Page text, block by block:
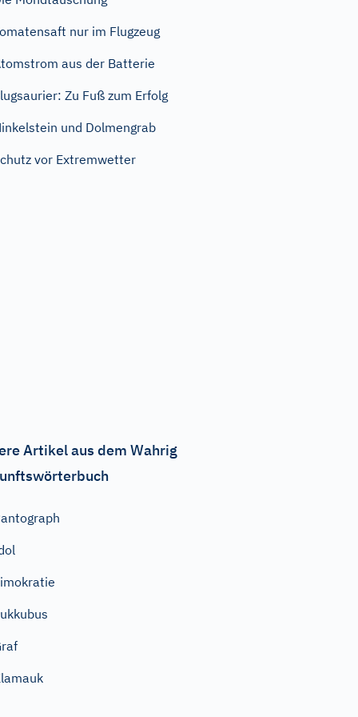
nur im Flugzeug
aus der Batterie
Zu Fuß zum Erfolg
und Dolmengrab
vor Extremwetter
Artikel aus dem Wahrig